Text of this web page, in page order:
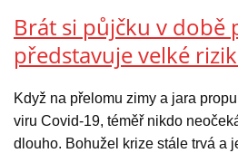
Brát si půjčku v době
představuje velké
Když na přelomu zimy a jara
viru Covid-19, téměř nikdo
dlouho. Bohužel krize stále trvá a